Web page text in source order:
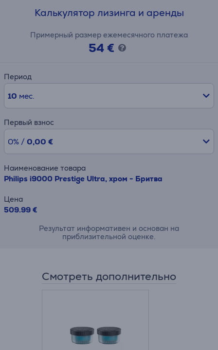
Калькулятор лизинга и аренды
Примерный размер ежемесячного платежа
54 €
Период
10 мес.
Первый взнос
0% / 0,00 €
Наименование товара
Philips i9000 Prestige Ultra, хром - Бритва
Цена
509.99 €
Результат информативен и основан на
приблизительной оценке.
Смотреть дополнительно